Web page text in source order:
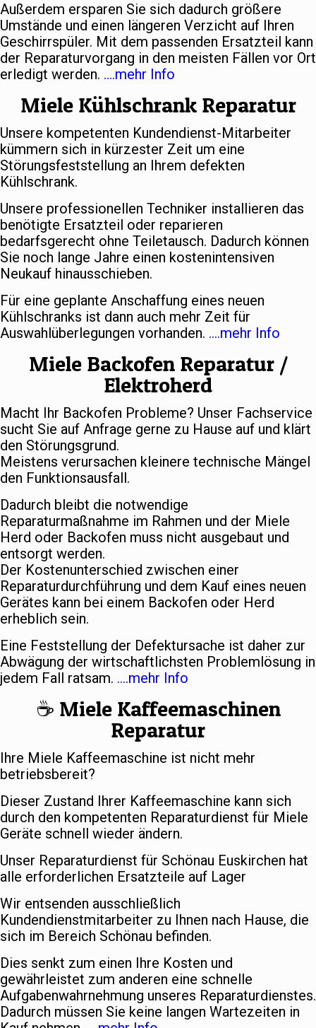
Außerdem ersparen Sie sich dadurch größere
Umstände und einen längeren Verzicht auf Ihren
Geschirrspüler. Mit dem passenden Ersatzteil kann
der Reparaturvorgang in den meisten Fällen vor Ort
erledigt werden. ….mehr Info
Miele Kühlschrank Reparatur
Unsere kompetenten Kundendienst-Mitarbeiter
kümmern sich in kürzester Zeit um eine
Störungsfeststellung an Ihrem defekten
Kühlschrank.
Unsere professionellen Techniker installieren das
benötigte Ersatzteil oder reparieren
bedarfsgerecht ohne Teiletausch. Dadurch können
Sie noch lange Jahre einen kostenintensiven
Neukauf hinausschieben.
Für eine geplante Anschaffung eines neuen
Kühlschranks ist dann auch mehr Zeit für
Auswahlüberlegungen vorhanden. ….mehr Info
Miele Backofen Reparatur /
Elektroherd
Macht Ihr Backofen Probleme? Unser Fachservice
sucht Sie auf Anfrage gerne zu Hause auf und klärt
den Störungsgrund.
Meistens verursachen kleinere technische Mängel
den Funktionsausfall.
Dadurch bleibt die notwendige
Reparaturmaßnahme im Rahmen und der Miele
Herd oder Backofen muss nicht ausgebaut und
entsorgt werden.
Der Kostenunterschied zwischen einer
Reparaturdurchführung und dem Kauf eines neuen
Gerätes kann bei einem Backofen oder Herd
erheblich sein.
Eine Feststellung der Defektursache ist daher zur
Abwägung der wirtschaftlichsten Problemlösung in
jedem Fall ratsam. ….mehr Info
☕️ Miele Kaffeemaschinen
Reparatur
Ihre Miele Kaffeemaschine ist nicht mehr
betriebsbereit?
Dieser Zustand Ihrer Kaffeemaschine kann sich
durch den kompetenten Reparaturdienst für Miele
Geräte schnell wieder ändern.
Unser Reparaturdienst für Schönau Euskirchen hat
alle erforderlichen Ersatzteile auf Lager
Wir entsenden ausschließlich
Kundendienstmitarbeiter zu Ihnen nach Hause, die
sich im Bereich Schönau befinden.
Dies senkt zum einen Ihre Kosten und
gewährleistet zum anderen eine schnelle
Aufgabenwahrnehmung unseres Reparaturdienstes.
Dadurch müssen Sie keine langen Wartezeiten in